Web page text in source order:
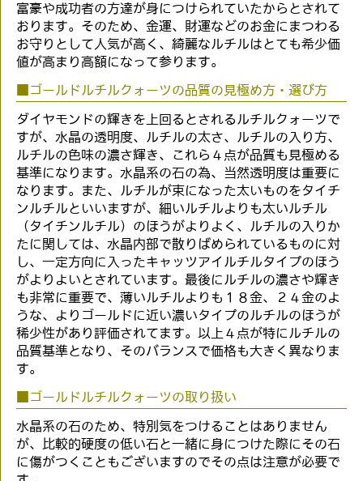
富豪や成功者の方達が身につけられていたからとされて
おります。そのため、金運、財運などのお金にまつわる
お守りとして人気が高く、綺麗なルチルはとても希少価
値が高まり高額になって参ります。
■ゴールドルチルクォーツの品質の見極め方・選び方
ダイヤモンドの輝きを上回るとされるルチルクォーツで
すが、水晶の透明度、ルチルの太さ、ルチルの入り方、
ルチルの色味の濃さ輝き、これら４点が品質も見極める
基準になります。水晶系の石の為、当然透明度は重要に
なります。また、ルチルが束になった太いものをタイチ
ンルチルといいますが、細いルチルよりも太いルチル
（タイチンルチル）のほうがよりよく、ルチルの入りか
たに関しては、水晶内部で散りばめられているものに対
し、一定方向に入ったキャッツアイルチルタイプのほう
がよりよいとされています。最後にルチルの濃さや輝き
も非常に重要で、薄いルチルよりも１８金、２４金のよ
うな、よりゴールドに近い濃いタイプのルチルのほうが
稀少性があり評価されてます。以上４点が特にルチルの
品質基準となり、そのバランスで価格も大きく異なりま
す。
■ゴールドルチルクォーツの取り扱い
水晶系の石のため、特別気をつけることはありません
が、比較的硬度の低い石と一緒に身につけた際にその石
に傷がつくこともございますのでその点は注意が必要で